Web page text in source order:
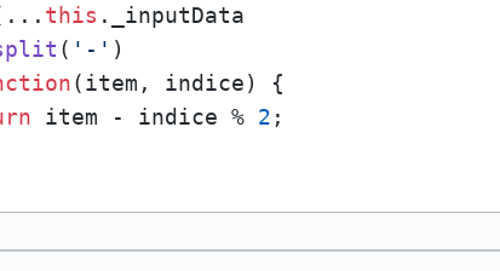
this .
_inputData
( '-' )
(item, indice) {
item - indice % 2 ;